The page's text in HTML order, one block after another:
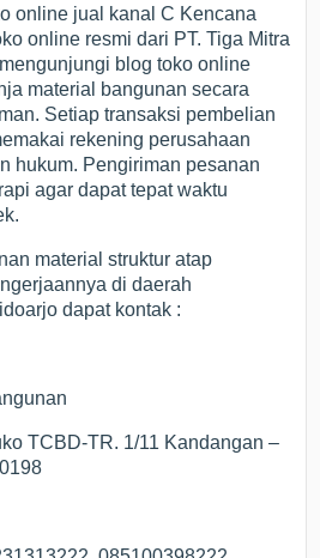
online jual kanal C Kencana
online resmi dari PT. Tiga Mitra
blog toko online
material bangunan secara
Setiap transaksi pembelian
rekening perusahaan
hukum. Pengiriman pesanan
agar dapat tepat waktu
material struktur atap
di daerah
dapat kontak :
TCBD-TR. 1/11 Kandangan –